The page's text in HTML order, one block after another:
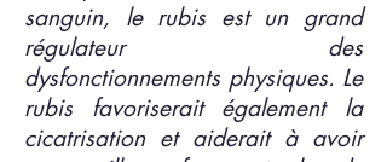
sanguin, le rubis est un grand
régulateur des
dysfonctionnements physiques. Le
rubis favoriserait également la
cicatrisation et aiderait à avoir